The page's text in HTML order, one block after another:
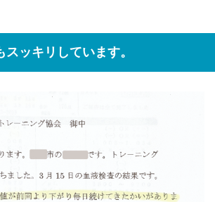
ッキリしています。